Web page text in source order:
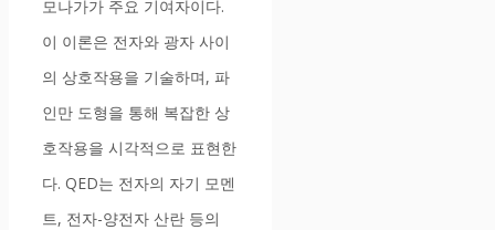
모나가가 주요 기여자이다.
이 이론은 전자와 광자 사이
의 상호작용을 기술하며, 파
인만 도형을 통해 복잡한 상
호작용을 시각적으로 표현한
다. QED는 전자의 자기 모멘
트, 전자-양전자 산란 등의